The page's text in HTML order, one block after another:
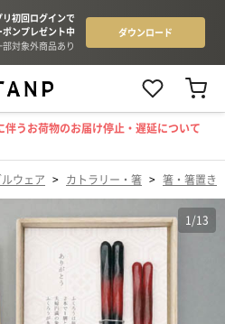
伴うお荷物のお届け停止・遅延について
ウェア > カトラリー・箸 > 箸・箸置き
1 /13